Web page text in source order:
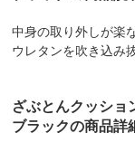
中身の取り外しが楽
ウレタンを吹き込み
ざぶとんクッショ
ブラックの商品詳